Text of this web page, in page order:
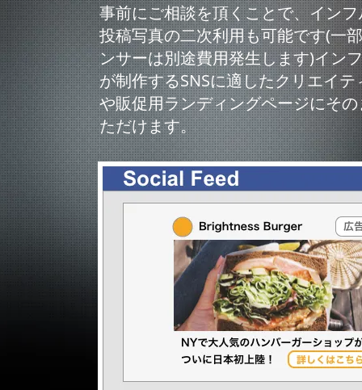
事前にご相談を頂くことで、イン
投稿写真の二次利用も可能です(一
ンサーは別途費用発生します)イン
が制作するSNSに適したクリエイ
や販促用ランディングページにそ
ただけます。